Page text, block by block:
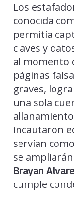
Los
conocida
permitía
claves y
al momento
páginas
graves,
una sola
incautaron
servían
se
Brayan
cumple